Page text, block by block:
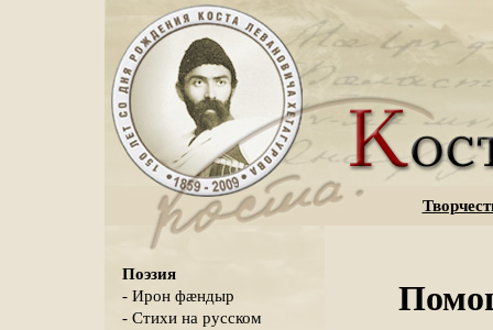
Поэзия
- Ирон фæндыр
- Стихи на русском